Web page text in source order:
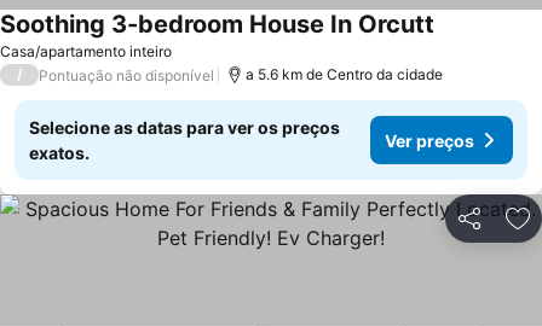
Casa/apartamento inteiro
Soothing 3-bedroom House In Orcutt
/ Pontuação não disponível a 5.6 km de Centro da cidade
Selecione as datas para ver os preços
exatos.
Ver preços
Partilhar